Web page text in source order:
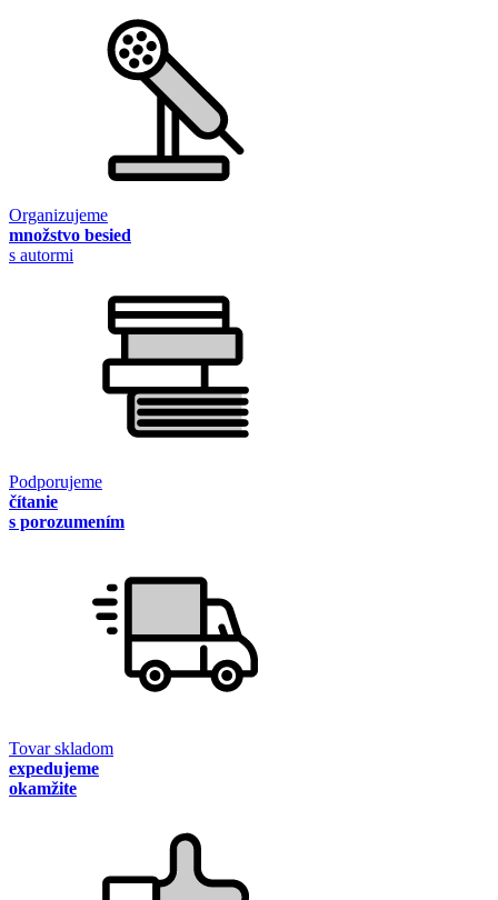
Organizujeme
množstvo besied
s autormi
Podporujeme
čítanie
s porozumením
Tovar skladom
expedujeme
okamžite